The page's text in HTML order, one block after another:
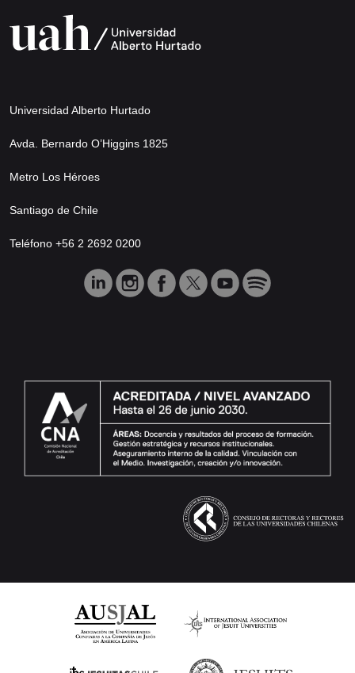
Universidad Alberto Hurtado
Avda. Bernardo O’Higgins 1825
Metro Los Héroes
Santiago de Chile
Teléfono +56 2 2692 0200